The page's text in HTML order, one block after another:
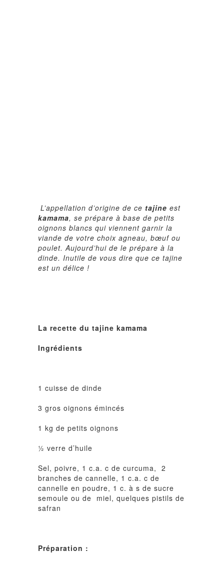
L’appellation d’origine de ce tajine est
kamama, se prépare à base de petits
oignons blancs qui viennent garnir la
viande de votre choix agneau, bœuf ou
poulet. Aujourd’hui de le prépare à la
dinde. Inutile de vous dire que ce tajine
est un délice !
La recette du tajine kamama
Ingrédients
1 cuisse de dinde
3 gros oignons émincés
1 kg de petits oignons
½ verre d’huile
Sel, poivre, 1 c.a. c de curcuma,
2
branches de cannelle, 1 c.a. c de
cannelle en poudre, 1 c. à s de sucre
semoule ou de miel, quelques pistils de
safran
Préparation :